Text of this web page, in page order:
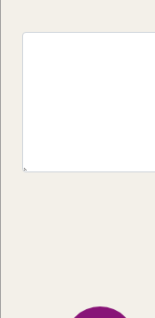
در حوزه های